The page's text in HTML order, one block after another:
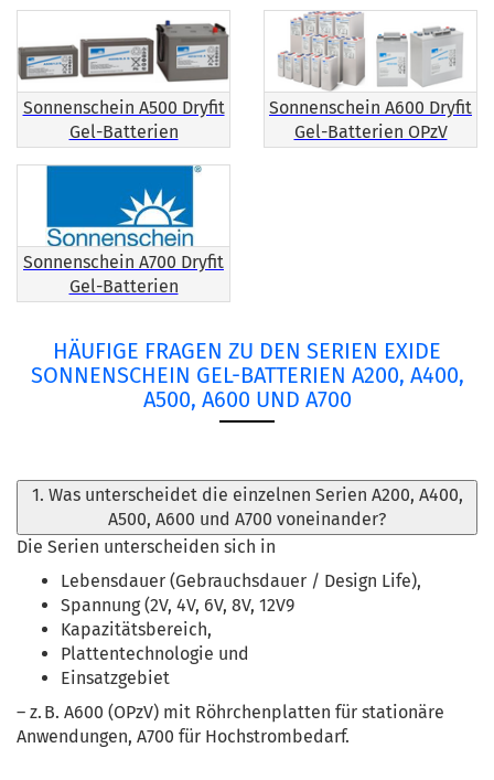
Sonnenschein A500 Dryfit
Gel-Batterien
Sonnenschein A600 Dryfit
Gel-Batterien OPzV
Sonnenschein A700 Dryfit
Gel-Batterien
HÄUFIGE FRAGEN ZU DEN SERIEN EXIDE
SONNENSCHEIN GEL-BATTERIEN A200, A400,
A500, A600 UND A700
1. Was unterscheidet die einzelnen Serien A200, A400,
A500, A600 und A700 voneinander?
Die Serien unterscheiden sich in
Lebensdauer (Gebrauchsdauer / Design Life),
Spannung (2V, 4V, 6V, 8V, 12V9
Kapazitätsbereich,
Plattentechnologie und
Einsatzgebiet
– z. B. A600 (OPzV) mit Röhrchenplatten für stationäre
Anwendungen, A700 für Hochstrombedarf.